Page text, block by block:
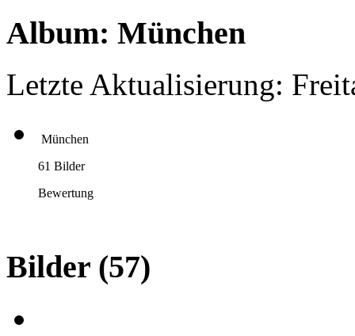
Album: München
Letzte Aktualisierung:
München
61 Bilder
Bewertung
Bilder (57)